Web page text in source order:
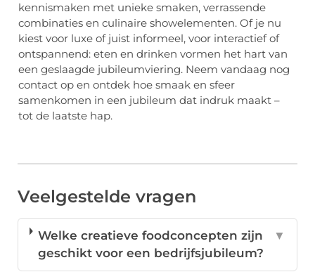
kennismaken met unieke smaken, verrassende
combinaties en culinaire showelementen. Of je nu
kiest voor luxe of juist informeel, voor interactief of
ontspannend: eten en drinken vormen het hart van
een geslaagde jubileumviering. Neem vandaag nog
contact op en ontdek hoe smaak en sfeer
samenkomen in een jubileum dat indruk maakt –
tot de laatste hap.
Veelgestelde vragen
Welke creatieve foodconcepten zijn
geschikt voor een bedrijfsjubileum?
▼